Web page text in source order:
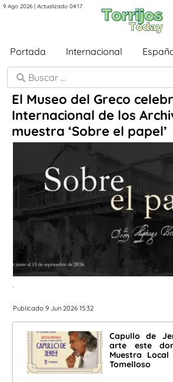
9 Ago 2026 | Actualizado 04:17
Portada Internacional
El Museo del Greco
Internacional de los
muestra ‘Sobre el papel’
.
Publicado 9 Jun 2026 15:32
Capullo de
arte este
Muestra
Tomelloso